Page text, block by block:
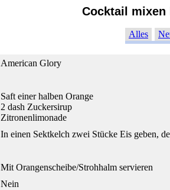
Cocktail mixen
Alles
American Glory
Saft einer halben Orange
2 dash Zuckersirup
Zitronenlimonade
In einen Sektkelch zwei Stücke Eis geben,
Mit Orangenscheibe/Strohhalm servieren
Nein